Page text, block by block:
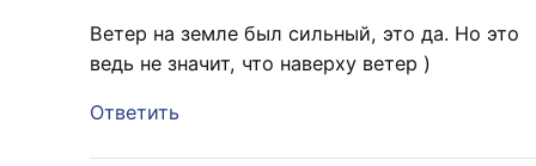
Ветер на земле был сильный, это да. Но это
ведь не значит, что наверху ветер )
Ответить